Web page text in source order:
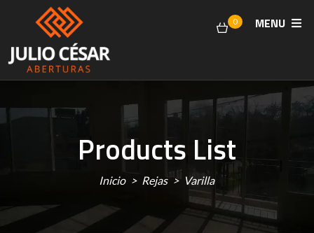
MENU
0
Products List
Inicio Rejas Varilla